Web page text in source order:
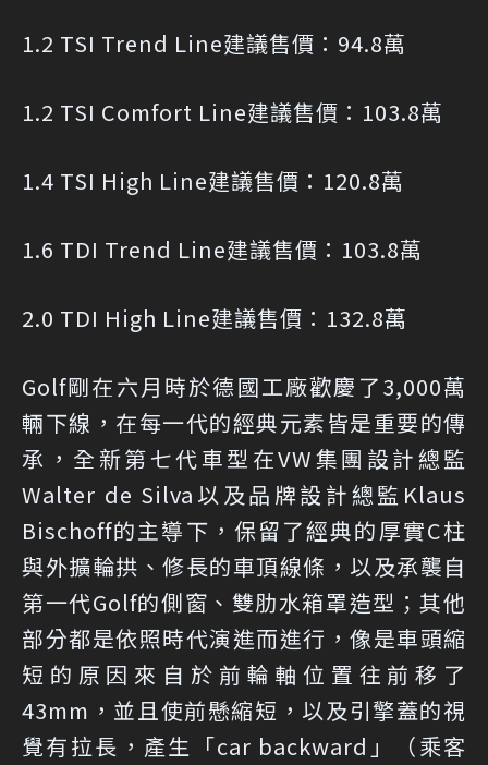
1.2 TSI Trend Line建議售價：94.8萬
1.2 TSI Comfort Line建議售價：103.8萬
1.4 TSI High Line建議售價：120.8萬
1.6 TDI Trend Line建議售價：103.8萬
2.0 TDI High Line建議售價：132.8萬
Golf剛在六月時於德國工廠歡慶了3,000萬
輛下線，在每一代的經典元素皆是重要的傳
承，全新第七代車型在VW集團設計總監
Walter de Silva以及品牌設計總監Klaus
Bischoff的主導下，保留了經典的厚實C柱
與外擴輪拱、修長的車頂線條，以及承襲自
第一代Golf的側窗、雙肋水箱罩造型；其他
部分都是依照時代演進而進行，像是車頭縮
短的原因來自於前輪軸位置往前移了
43mm，並且使前懸縮短，以及引擎蓋的視
覺有拉長，產生「car backward」（乘客